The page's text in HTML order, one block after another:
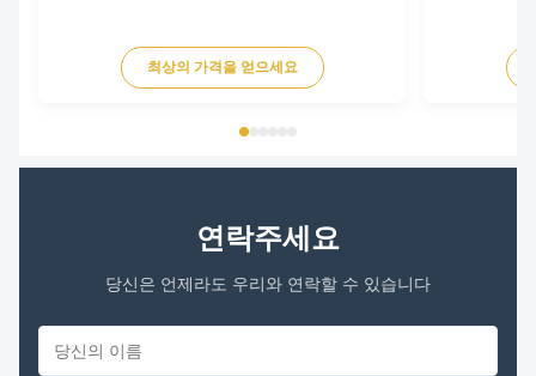
최상의 가격을 얻으세요
연락주세요
당신은 언제라도 우리와 연락할 수 있습니다